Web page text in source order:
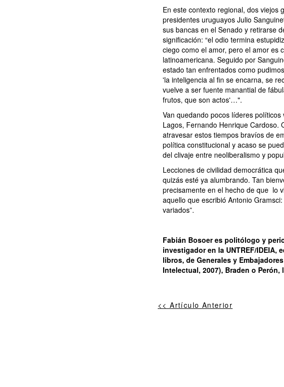
En este contexto regional, dos viejos
presidentes uruguayos Julio
sus bancas en el Senado y retirarse
significación: “el odio termina
ciego como el amor, pero el amor es
latinoamericana. Seguido por
estado tan enfrentados como
'la inteligencia al fin se encarna, se
vuelve a ser fuente manantial de
frutos, que son actos'…".
Van quedando pocos líderes
Lagos, Fernando Henrique Cardoso.
atravesar estos tiempos bravíos de
política constitucional y acaso se
del clivaje entre neoliberalismo y
Lecciones de civilidad democrática
quizás esté ya alumbrando. Tan
precisamente en el hecho de que lo
aquello que escribió Antonio
variados”.
Fabián Bosoer es politólogo y
investigador en la UNTREF/
libros, de Generales y
Intelectual, 2007), Braden o
<< Artículo Anterior